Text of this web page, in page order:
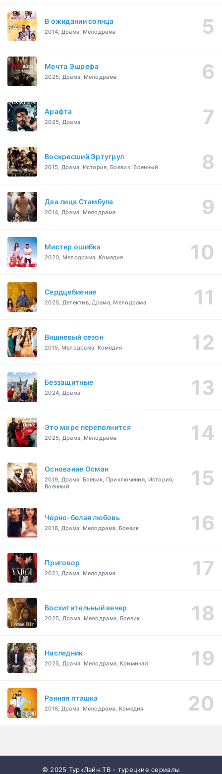
В ожидании солнца
2014, Драма, Мелодрама
Мечта Эшрефа
2025, Драма, Мелодрама
Арафта
2025, Драма
Воскресший Эртугрул
2015, Драма, История, Боевик, Военный
Два лица Стамбула
2014, Драма, Мелодрама
Мистер ошибка
2020, Мелодрама, Комедия
Сердцебиение
2025, Детектив, Драма, Мелодрама
Вишневый сезон
2015, Мелодрама, Комедия
Беззащитные
2024, Драма
Это море переполнится
2025, Драма, Мелодрама
Основание Осман
2019, Драма, Боевик, Приключения, История,
Военный
Черно-белая любовь
2018, Драма, Мелодрама, Боевик
Приговор
2021, Драма, Мелодрама
Восхитительный вечер
2025, Драма, Мелодрама, Боевик
Наследник
2025, Драма, Мелодрама, Криминал
Ранняя пташка
2018, Драма, Мелодрама, Комедия
© 2025 ТуркЛайн.ТВ - турецкие сериалы